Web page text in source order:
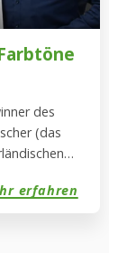
des
(das
die
erfahren